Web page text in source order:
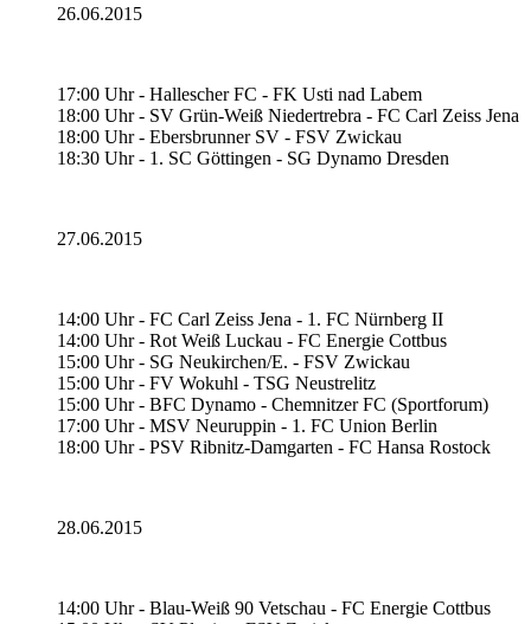
26.06.2015
17:00 Uhr - Hallescher FC - FK Usti nad Labem
18:00 Uhr - SV Grün-Weiß Niedertrebra - FC Carl Zeiss Jena
18:00 Uhr - Ebersbrunner SV - FSV Zwickau
18:30 Uhr - 1. SC Göttingen - SG Dynamo Dresden
27.06.2015
14:00 Uhr - FC Carl Zeiss Jena - 1. FC Nürnberg II
14:00 Uhr - Rot Weiß Luckau - FC Energie Cottbus
15:00 Uhr - SG Neukirchen/E. - FSV Zwickau
15:00 Uhr - FV Wokuhl - TSG Neustrelitz
15:00 Uhr - BFC Dynamo - Chemnitzer FC (Sportforum)
17:00 Uhr - MSV Neuruppin - 1. FC Union Berlin
18:00 Uhr - PSV Ribnitz-Damgarten - FC Hansa Rostock
28.06.2015
14:00 Uhr - Blau-Weiß 90 Vetschau - FC Energie Cottbus